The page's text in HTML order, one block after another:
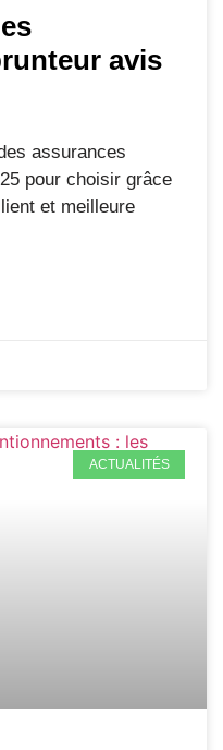
avis
assurances
pour choisir grâce
et meilleure
ACTUALITÉS